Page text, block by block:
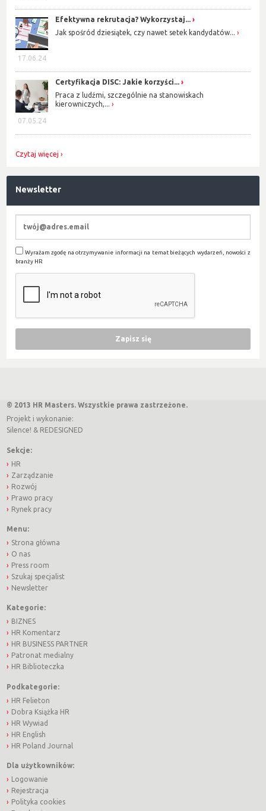
17.06.24
Efektywna rekrutacja? Wykorzystaj...
Jak spośród dziesiątek, czy nawet setek kandydatów...
07.05.24
Certyfikacja DISC: Jakie korzyści...
Praca z ludźmi, szczególnie na stanowiskach
kierowniczych,...
Czytaj więcej
Newsletter
Wyrażam zgodę na otrzymywanie informacji na temat bieżących wydarzeń, nowości z
branży HR
© 2013 HR Masters. Wszystkie prawa zastrzeżone.
Projekt i wykonanie:
Silence! & REDESIGNED
Sekcje:
HR
Zarządzanie
Rozwój
Prawo pracy
Rynek pracy
Menu:
Strona główna
O nas
Press room
Szukaj specjalist
Newsletter
Kategorie:
BIZNES
HR Komentarz
HR BUSINESS PARTNER
Patronat medialny
HR Biblioteczka
Podkategorie:
HR Felieton
Dobra Książka HR
HR Wywiad
HR English
HR Poland Journal
Dla użytkowników:
Logowanie
Rejestracja
Polityka cookies